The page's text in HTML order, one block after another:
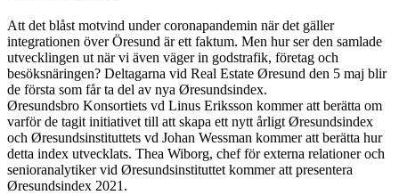
Att det blåst motvind under coronapandemin när det gäller
integrationen över Öresund är ett faktum. Men hur ser den samlade
utvecklingen ut när vi även väger in godstrafik, företag och
besöksnäringen? Deltagarna vid Real Estate Øresund den 5 maj blir
de första som får ta del av nya Øresundsindex.
Øresundsbro Konsortiets vd Linus Eriksson kommer att berätta om
varför de tagit initiativet till att skapa ett nytt årligt Øresundsindex
och Øresundsinstituttets vd Johan Wessman kommer att berätta hur
detta index utvecklats. Thea Wiborg, chef för externa relationer och
senioranalytiker vid Øresundsinstituttet kommer att presentera
Øresundsindex 2021.